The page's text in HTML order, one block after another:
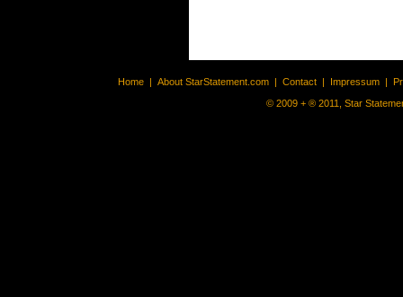
Home | About StarStatement.com | Contact | Impressum |
© 2009 + ® 2011, Star